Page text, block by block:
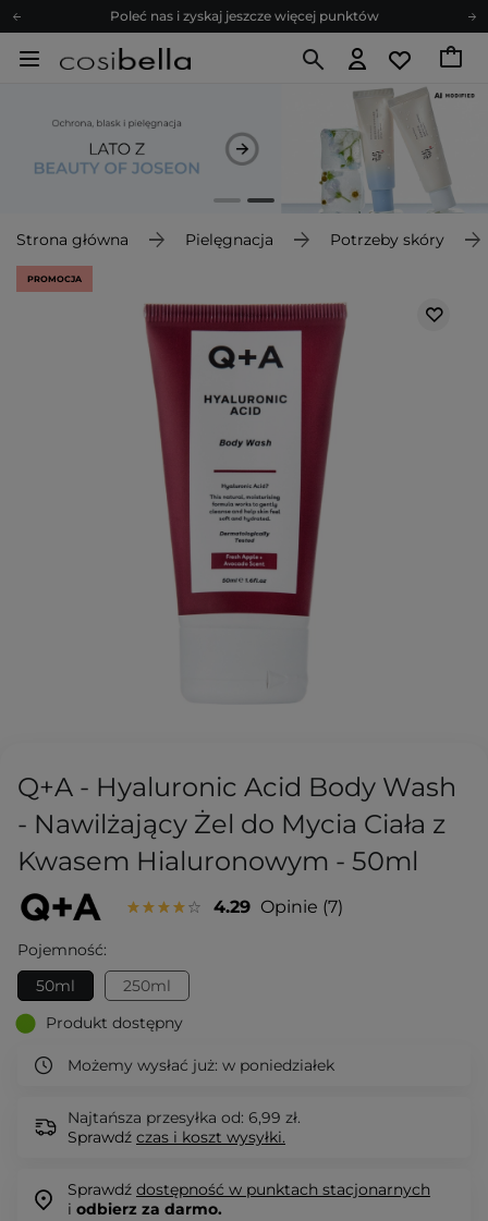
Poleć nas i zyskaj jeszcze więcej punktów
Zapisz się na newsletter pełen porad
Z nami to możliwe! Realizacja zamówienia do 24h.
Poleć nas i zyskaj jeszcze więcej punktów
Zapisz się na newsletter pełen porad
Strona główna Pielęgnacja Potrzeby skóry
PROMOCJA
Q+A - Hyaluronic Acid Body Wash
- Nawilżający Żel do Mycia Ciała z
Kwasem Hialuronowym - 50ml
4.29 Opinie 7
Pojemność:
50ml
250ml
Produkt dostępny
Możemy wysłać już: w poniedziałek
Najtańsza przesyłka od: 6,99 zł.
Sprawdź czas i koszt wysyłki.
Sprawdź dostępność w punktach stacjonarnych
i odbierz za darmo.